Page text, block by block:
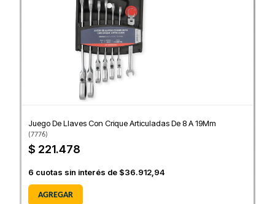
Juego De Llaves Con Crique Articuladas De 8 A 19Mm
(7776)
$ 221.478
6 cuotas sin interés de $36.912,94
AGREGAR